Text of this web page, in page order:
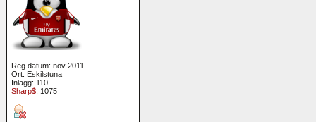
Reg.datum: nov 2011
Ort: Eskilstuna
Inlägg: 110
Sharp$: 1075